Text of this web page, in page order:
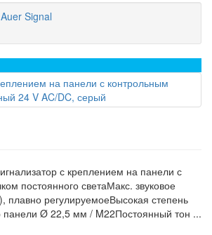
Auer Signal
с креплением на панели с
постоянного светаМакс. звуковое
плавно регулируемоеВысокая степень
Ø 22,5 мм / M22Постоянный тон ...